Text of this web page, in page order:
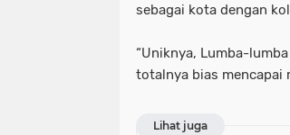
sebagai kota dengan
“Uniknya, Lumba-
totalnya bias mencapai
Lihat juga